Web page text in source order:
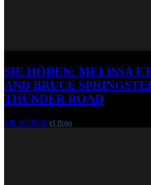
SIE HÖREN: MELISSA
AND BRUCE
THUNDER ROAD
SIE HÖREN el flojo